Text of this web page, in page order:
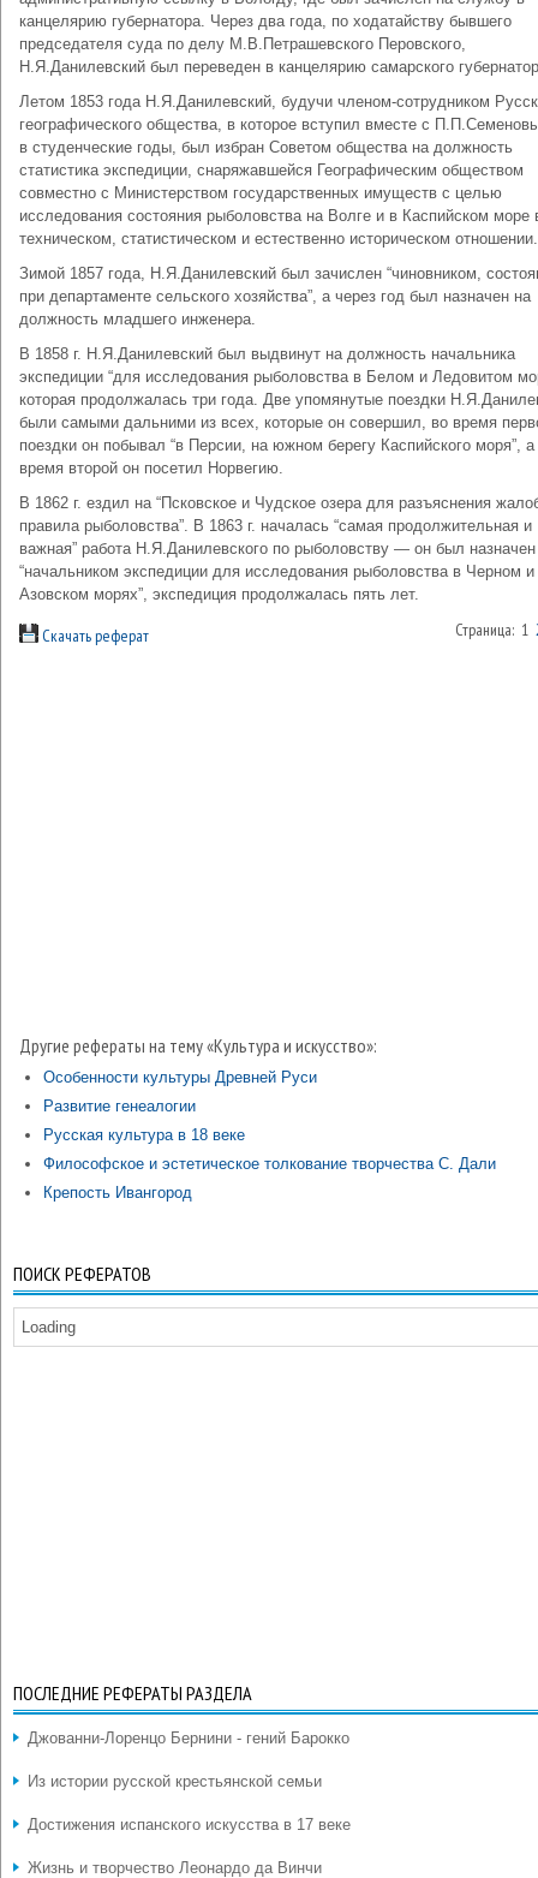
канцелярию губернатора. Через два года, по ходатайству бывшего
председателя суда по делу М.В.Петрашевского Перовского,
Н.Я.Данилевский был переведен в канцелярию самарского
Летом 1853 года Н.Я.Данилевский, будучи членом-сотрудником
географического общества, в которое вступил вместе с
в студенческие годы, был избран Советом общества на должность
статистика экспедиции, снаряжавшейся Географическим обществом
совместно с Министерством государственных имуществ с целью
исследования состояния рыболовства на Волге и в Каспийском море
техническом, статистическом и естественно историческом отношении.
Зимой 1857 года, Н.Я.Данилевский был зачислен “чиновником,
при департаменте сельского хозяйства”, а через год был назначен на
должность младшего инженера.
В 1858 г. Н.Я.Данилевский был выдвинут на должность начальника
экспедиции “для исследования рыболовства в Белом и Ледовитом
которая продолжалась три года. Две упомянутые поездки
были самыми дальними из всех, которые он совершил, во время
поездки он побывал “в Персии, на южном берегу Каспийского моря”, а
время второй он посетил Норвегию.
В 1862 г. ездил на “Псковское и Чудское озера для разъяснения
правила рыболовства”. В 1863 г. началась “самая продолжительная и
важная” работа Н.Я.Данилевского по рыболовству — он был назначен
“начальником экспедиции для исследования рыболовства в Черном и
Азовском морях”, экспедиция продолжалась пять лет.
Скачать реферат Страница: 1
Другие рефераты на тему «Культура и искусство»:
Особенности культуры Древней Руси
Развитие генеалогии
Русская культура в 18 веке
Философское и эстетическое толкование творчества С. Дали
Крепость Ивангород
ПОИСК РЕФЕРАТОВ
Loading
ПОСЛЕДНИЕ РЕФЕРАТЫ РАЗДЕЛА
Джованни-Лоренцо Бернини - гений Барокко
Из истории русской крестьянской семьи
Достижения испанского искусства в 17 веке
Жизнь и творчество Леонардо да Винчи